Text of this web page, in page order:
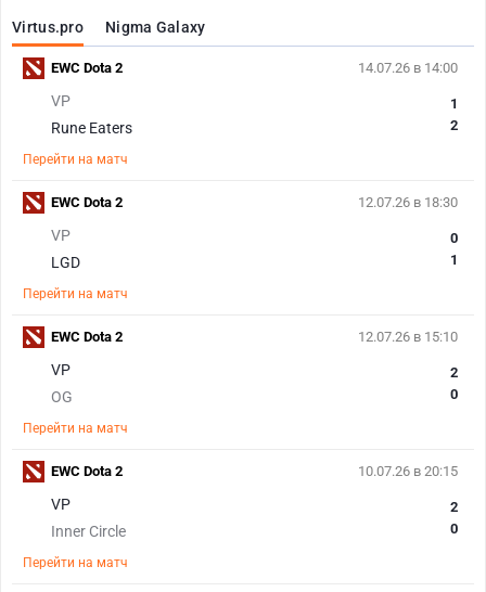
Virtus.pro Nigma Galaxy
14.07.26 в 14:00
VP
Rune Eaters
1
2
Перейти на матч
EWC Dota 2
12.07.26 в 18:30
VP
LGD
0
1
Перейти на матч
EWC Dota 2
12.07.26 в 15:10
VP
OG
2
0
Перейти на матч
EWC Dota 2
10.07.26 в 20:15
VP
Inner Circle
2
0
Перейти на матч
EWC Dota 2